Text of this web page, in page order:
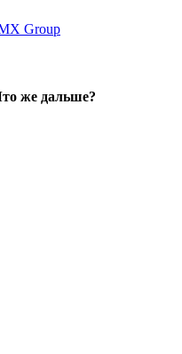
Group
же дальше?